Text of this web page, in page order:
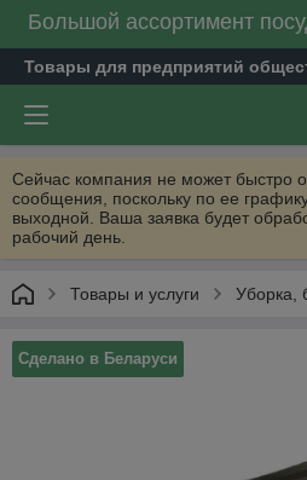
Большой ассортимент
Товары для предприятий
Сейчас компания не может быстро
сообщения, поскольку по ее
выходной. Ваша заявка будет
рабочий день.
Товары и услуги Уборка,
Сделано в Беларуси